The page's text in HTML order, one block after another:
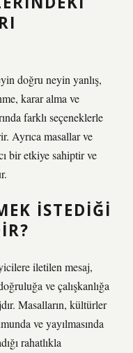
doğru neyin yanlış,
karar alma ve
farklı seçeneklerle
Ayrıca masallar ve
bir etkiye sahiptir ve
ISTEDIĞI
iletilen mesaj,
ve çalışkanlığa
Masalların, kültürler
ve yayılmasında
rahatlıkla